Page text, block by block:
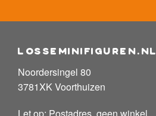
losseminifiguren.nl
Noordersingel 80
3781XK Voorthuizen